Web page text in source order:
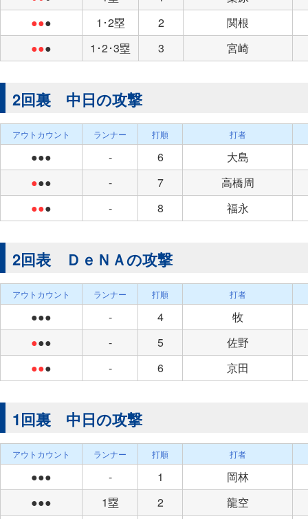
●●● 1･2塁 2
関根
●●● 1･2･3塁 3 宮崎
2回裏 中日の攻撃
アウトカウント ランナー 打順 打者
●●● - 6
大島
●●● - 7
高橋周
●●● - 8 福永
2回表 ＤｅＮＡの攻撃
アウトカウント ランナー 打順 打者
●●● - 4
牧
●●● - 5
佐野
●●● - 6 京田
1回裏 中日の攻撃
アウトカウント ランナー 打順 打者
●●● - 1
岡林
●●●
1塁 2
龍空